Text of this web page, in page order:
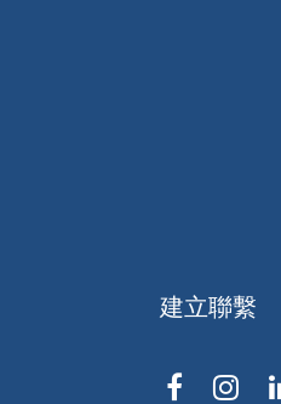
建立聯繫